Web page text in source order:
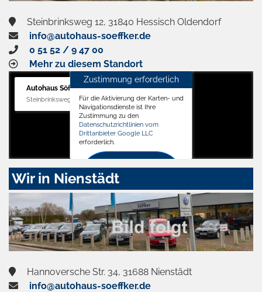
Steinbrinksweg 12, 31840 Hessisch Oldendorf
info@autohaus-soeffker.de
0 51 52 / 9 47 00
Mehr zu diesem Standort
Autohaus Söffker GmbH
Steinbrinksweg 12, 31840 Hessisch Oldendorf
Zustimmung erforderlich
Für die Aktivierung der Karten- und
Navigationsdienste ist Ihre
Zustimmung zu den
Datenschutzrichtlinien vom
Drittanbieter Google LLC
erforderlich.
Zustimmen
aktivieren
Wir in Nienstädt
Hannoversche Str. 34, 31688 Nienstädt
info@autohaus-soeffker.de